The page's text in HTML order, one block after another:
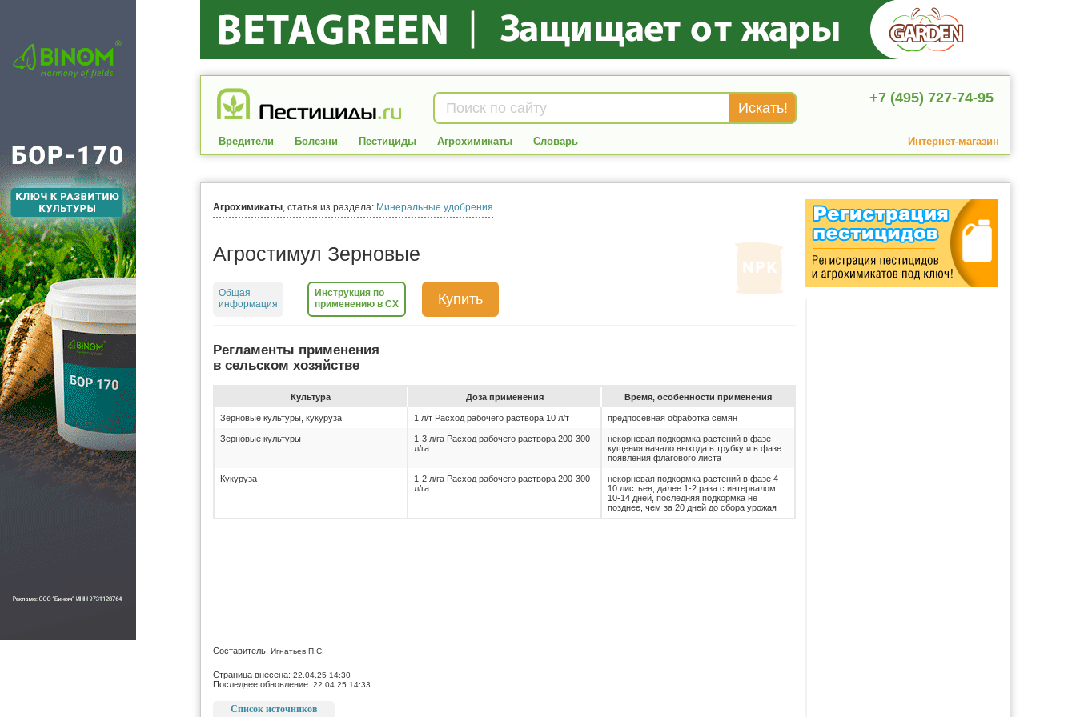
+7 (495) 727-74-95
Вредители Болезни Пестициды Агрохимикаты Словарь Интернет-магазин
Агрохимикаты, статья из раздела: Минеральные удобрения
Агростимул Зерновые
Общая
информация
Инструкция по
применению в СХ
Купить
Регламенты применения
в сельском хозяйстве
Культура До­за при­ме­не­ния Вре­мя, особен­ности при­ме­не­ния
Зерновые культуры, кукуруза 1 л/т Расход рабочего раствора 10 л/т предпосевная обработка семян
Зерновые культуры
1-3 л/га Расход рабочего раствора 200-300
л/га
некорневая подкормка растений в фазе
кущения начало выхода в трубку и в фазе
появления флагового листа
Кукуруза
1-2 л/га Расход рабочего раствора 200-300
л/га
некорневая подкормка растений в фазе 4-
10 листьев, далее 1-2 раза с интервалом
10-14 дней, последняя подкормка не
позднее, чем за 20 дней до сбора урожая
Составитель: Игнатьев П.С.
Страница внесена: 22.04.25 14:30
Последнее обновление: 22.04.25 14:33
Список источников